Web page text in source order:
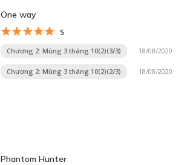
One way
5
Chương 2: Mùng 3 tháng 10(2)(3/3) 18/08/2020
Chương 2: Mùng 3 tháng 10(2)(2/3) 18/08/2020
Phantom Hunter